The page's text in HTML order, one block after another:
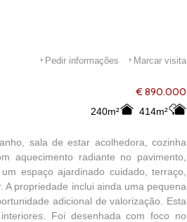
Marcar visita
Pedir informações
€ 890.000
240m²
414m²
sala de estar acolhedora, cozinha
aquecimento radiante no pavimento,
espaço ajardinado cuidado, terraço,
propriedade inclui ainda uma pequena
adicional de valorização. Esta
Foi desenhada com foco no